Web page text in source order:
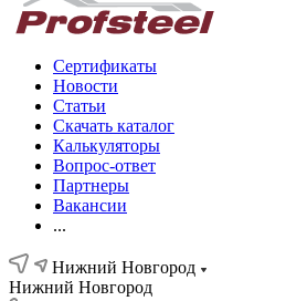
Сертификаты
Новости
Статьи
Скачать каталог
Калькуляторы
Вопрос-ответ
Партнеры
Вакансии
...
Нижний Новгород
Нижний Новгород